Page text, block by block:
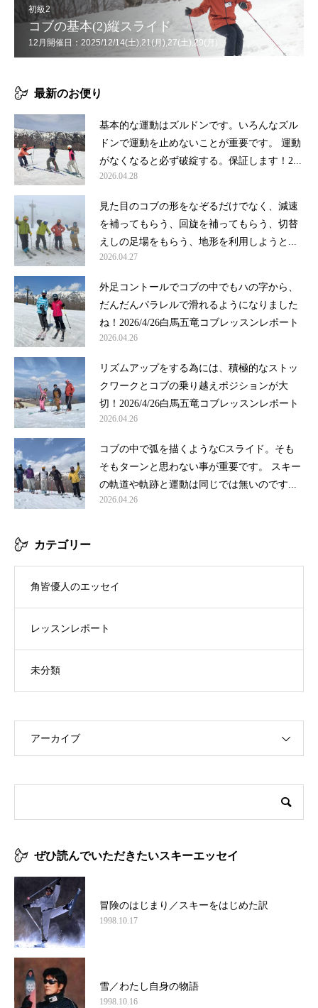
初級2
コブの基本(2)縦スライド
12月開催日：2025/12/14(土),21(月),27(土),29(月)
最新のお便り
基本的な運動はズルドンです。いろんなズル
ドンで運動を止めないことが重要です。 運動
がなくなると必ず破綻する。保証します！2...
2026.04.28
見た目のコブの形をなぞるだけでなく、減速
を補ってもらう、回旋を補ってもらう、切替
えしの足場をもらう、地形を利用しようと...
2026.04.27
外足コントールでコブの中でもハの字から、
だんだんパラレルで滑れるようになりました
ね！2026/4/26白馬五竜コブレッスンレポート
2026.04.26
リズムアップをする為には、積極的なストッ
クワークとコブの乗り越えポジションが大
切！2026/4/26白馬五竜コブレッスンレポート
2026.04.26
コブの中で弧を描くようなCスライド。そも
そもターンと思わない事が重要です。 スキー
の軌道や軌跡と運動は同じでは無いのです...
2026.04.26
カテゴリー
角皆優人のエッセイ
レッスンレポート
未分類
アーカイブ
ぜひ読んでいただきたいスキーエッセイ
冒険のはじまり／スキーをはじめた訳
1998.10.17
雪／わたし自身の物語
1998.10.16